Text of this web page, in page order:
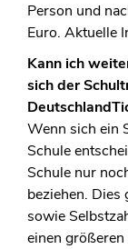
Person und
Euro. Aktuelle
Kann ich
sich der
Wenn sich ein
Schule
Schule nur
beziehen.
sowie
einen